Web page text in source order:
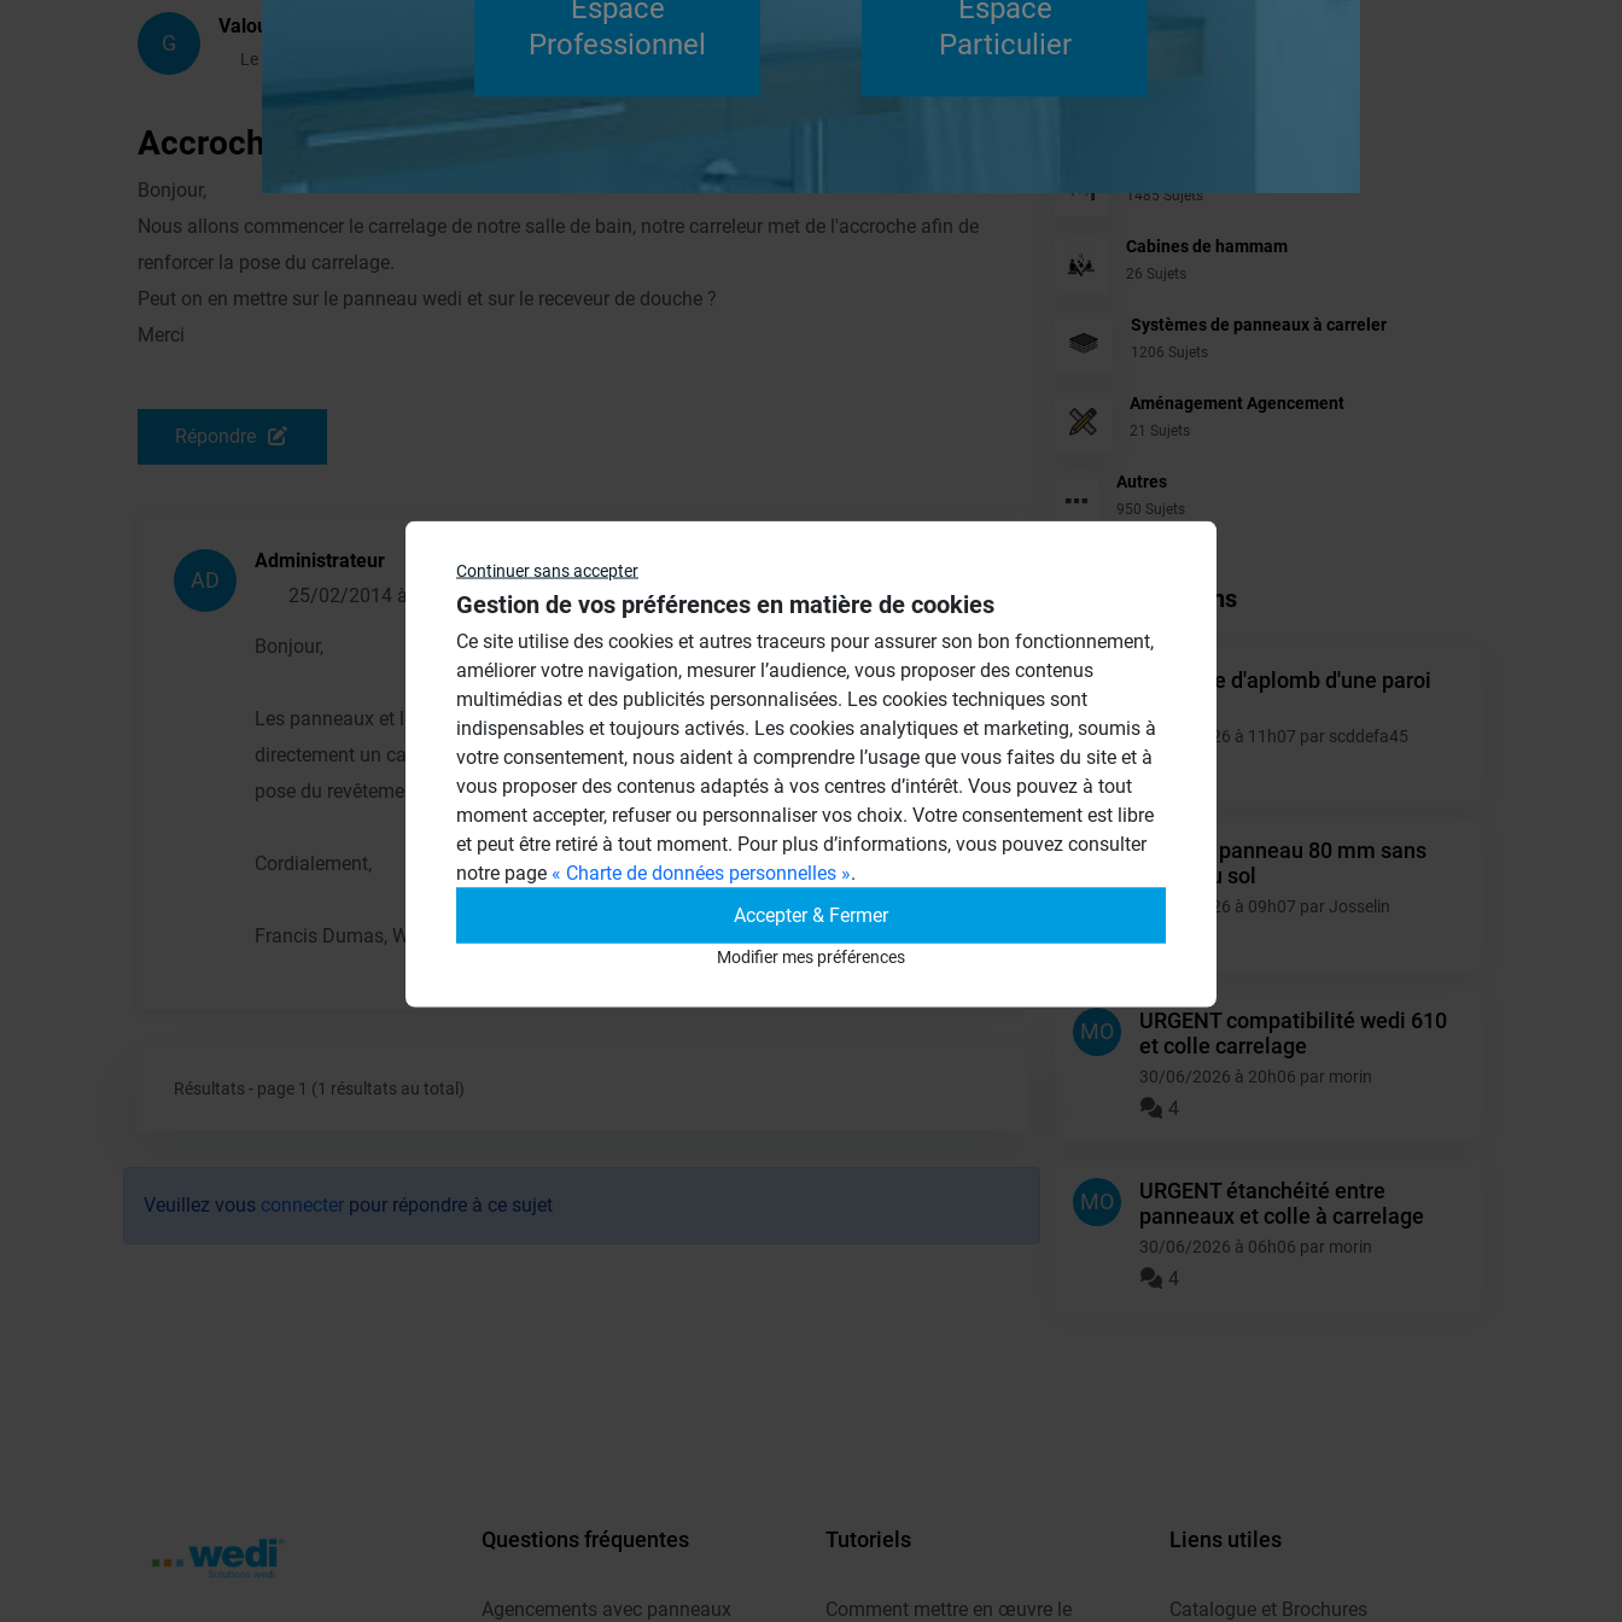
G
Valou93
Le 25/02/2014 à 11h02
Répondre
Accroche carrelage sur panneau
Bonjour,
Nous allons commencer le carrelage de notre salle de bain, notre carreleur met de l'accroche afin de
renforcer la pose du carrelage.
Peut on en mettre sur le panneau wedi et sur le receveur de douche ?
Merci
Répondre
AD
Administrateur
25/02/2014 à 11h02
Bonjour,
Les panneaux et les receveurs de douche Wedi sont conçus pour recevoir
directement un carrelage, donc il ne faut pas appliquer de primaire avant la
pose du revêtement céramique.
Cordialement,
Francis Dumas, Wedi France
Résultats - page 1 (1 résultats au total)
Veuillez vous connecter pour répondre à ce sujet
1485 Sujets
Cabines de hammam
26 Sujets
Systèmes de panneaux à carreler
1206 Sujets
Aménagement Agencement
21 Sujets
Autres
950 Sujets
Autres questions
SC
Montage d'aplomb d'une paroi
10/07/2026 à 11h07 par scddefa45
Collage panneau 80 mm sans
appui au sol
06/07/2026 à 09h07 par Josselin
6
MO
URGENT compatibilité wedi 610
et colle carrelage
30/06/2026 à 20h06 par morin
4
MO
URGENT étanchéité entre
panneaux et colle à carrelage
30/06/2026 à 06h06 par morin
4
Questions fréquentes
Agencements avec panneaux
Tutoriels
Comment mettre en œuvre le
Liens utiles
Catalogue et Brochures
Continuer sans accepter
Gestion de vos préférences en matière de cookies
Ce site utilise des cookies et autres traceurs pour assurer son bon fonctionnement,
améliorer votre navigation, mesurer l’audience, vous proposer des contenus
multimédias et des publicités personnalisées. Les cookies techniques sont
indispensables et toujours activés. Les cookies analytiques et marketing, soumis à
votre consentement, nous aident à comprendre l’usage que vous faites du site et à
vous proposer des contenus adaptés à vos centres d’intérêt. Vous pouvez à tout
moment accepter, refuser ou personnaliser vos choix. Votre consentement est libre
et peut être retiré à tout moment. Pour plus d’informations, vous pouvez consulter
notre page « Charte de données personnelles ».
Accepter & Fermer
Modifier mes préférences
Espace
Professionnel
Espace
Particulier